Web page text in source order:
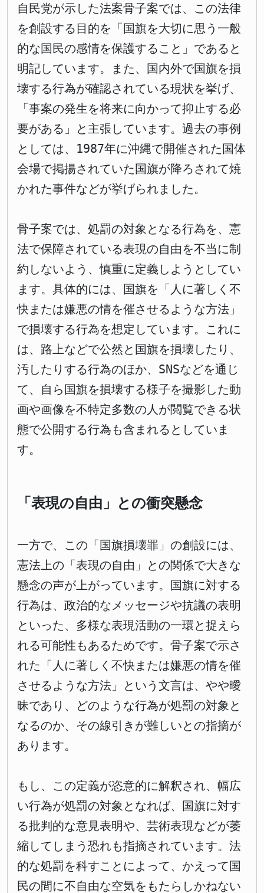
自民党が示した法案骨子案では、この法律
を創設する目的を「国旗を大切に思う一般
的な国民の感情を保護すること」であると
明記しています。また、国内外で国旗を損
壊する行為が確認されている現状を挙げ、
「事案の発生を将来に向かって抑止する必
要がある」と主張しています。過去の事例
としては、1987年に沖縄で開催された国体
会場で掲揚されていた国旗が降ろされて焼
かれた事件などが挙げられました。
骨子案では、処罰の対象となる行為を、憲
法で保障されている表現の自由を不当に制
約しないよう、慎重に定義しようとしてい
ます。具体的には、国旗を「人に著しく不
快または嫌悪の情を催させるような方法」
で損壊する行為を想定しています。これに
は、路上などで公然と国旗を損壊したり、
汚したりする行為のほか、SNSなどを通じ
て、自ら国旗を損壊する様子を撮影した動
画や画像を不特定多数の人が閲覧できる状
態で公開する行為も含まれるとしていま
す。
「表現の自由」との衝突懸念
一方で、この「国旗損壊罪」の創設には、
憲法上の「表現の自由」との関係で大きな
懸念の声が上がっています。国旗に対する
行為は、政治的なメッセージや抗議の表明
といった、多様な表現活動の一環と捉えら
れる可能性もあるためです。骨子案で示さ
れた「人に著しく不快または嫌悪の情を催
させるような方法」という文言は、やや曖
昧であり、どのような行為が処罰の対象と
なるのか、その線引きが難しいとの指摘が
あります。
もし、この定義が恣意的に解釈され、幅広
い行為が処罰の対象となれば、国旗に対す
る批判的な意見表明や、芸術表現などが萎
縮してしまう恐れも指摘されています。法
的な処罰を科すことによって、かえって国
民の間に不自由な空気をもたらしかねない